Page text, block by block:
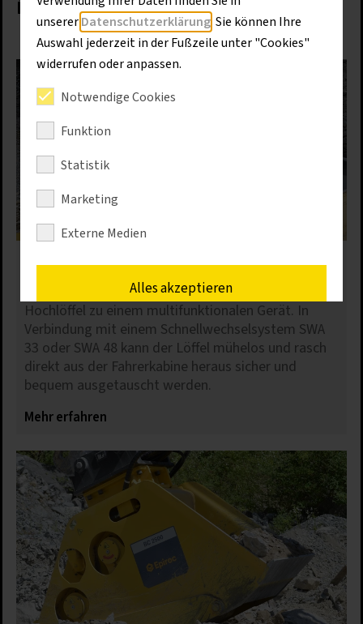
Der Liebherr 2in1 Löffel verbindet den Tief- und den
Hochlöffel zu einem multifunktionalen Gerät. In
Verbindung mit einem Schnellwechselsystem SWA
33 oder SWA 48 kann der Löffel mühelos und rasch
direkt aus der Fahrerkabine heraus sicher und
bequem ausgetauscht werden.
Mehr erfahren
unsererDatenschutzerklärung . Sie können Ihre
Auswahl jederzeit in der Fußzeile unter "Cookies"
widerrufen oder anpassen.
Notwendige Cookies
Funktion
Statistik
Marketing
Externe Medien
Alles akzeptieren
Speichern
Nur erforderliche Cookies akzeptieren
Impressum|Datenschutz